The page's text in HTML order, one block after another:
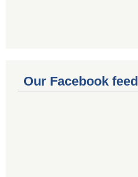
Our Facebook feed